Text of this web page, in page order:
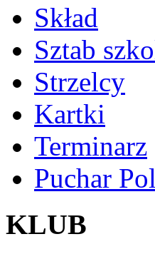
Skład
Sztab
Strzelcy
Kartki
Terminarz
Puchar
KLUB